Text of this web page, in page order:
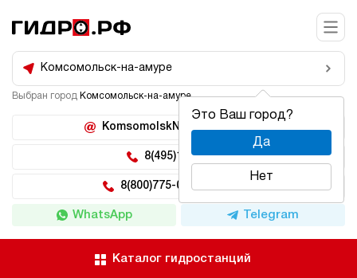
Комсомольск-на-амуре
Это Ваш город?
Да
Нет
Выбран город Комсомольск-на-амуре
KomsomolskNaAmure@hidro.ru
8(495)150-04-62
8(800)775-04-62 доб 222
WhatsApp Telegram
Каталог гидростанций